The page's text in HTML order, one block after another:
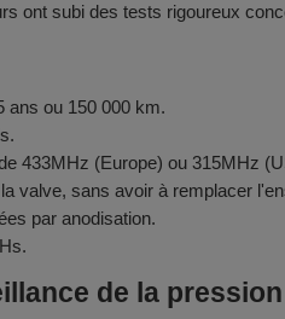
ont subi des tests rigoureux
ans ou 150 000 km.
433MHz (Europe) ou 315MHz
valve, sans avoir à remplacer
par anodisation.
de la